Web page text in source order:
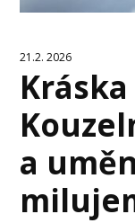
21.2. 2026
a